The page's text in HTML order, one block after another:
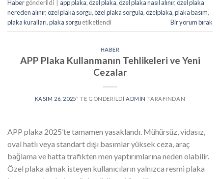
Habergönderildi app plaka,özel plaka,özel plaka nasıl alınır,özel plaka
nereden alınır,özel plaka sorgu,özel plaka sorgula,özelplaka,plaka basım,
plaka kuralları,plaka sorgu etiketlendi Bir yorum bırak
HABER
APP Plaka Kullanmanın Tehlikeleri ve Yeni
Cezalar
KASIM 26, 2025’' TE GÖNDERILDI ADMIN TARAFINDAN
APP plaka 2025’te tamamen yasaklandı. Mühürsüz, vidasız,
oval hatlı veya standart dışı basımlar yüksek ceza, araç
bağlama ve hatta trafikten men yaptırımlarına neden olabilir.
Özel plaka almak isteyen kullanıcıların yalnızca resmi plaka